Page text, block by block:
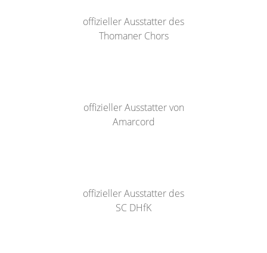
offizieller Ausstatter des
Thomaner Chors
offizieller Ausstatter von
Amarcord
offizieller Ausstatter des
SC DHfK